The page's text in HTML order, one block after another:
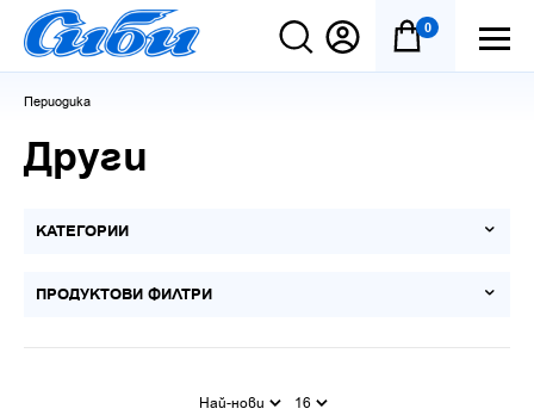
0
Периодика
Други
КАТЕГОРИИ
ПРОДУКТОВИ ФИЛТРИ
Най-нови 16